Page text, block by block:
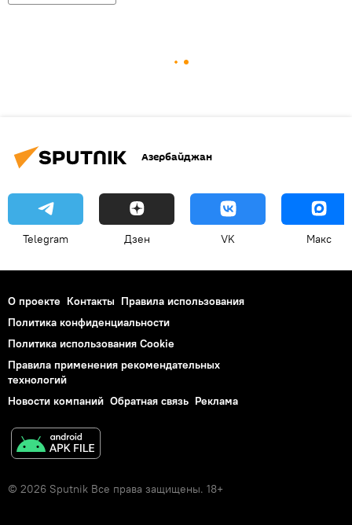
Азербайджан
Telegram Дзен VK Макс
О проекте Контакты Правила использования
Политика конфиденциальности
Политика использования Cookie
Правила применения рекомендательных
технологий
Новости компаний Обратная связь Реклама
© 2026 Sputnik Все права защищены. 18+